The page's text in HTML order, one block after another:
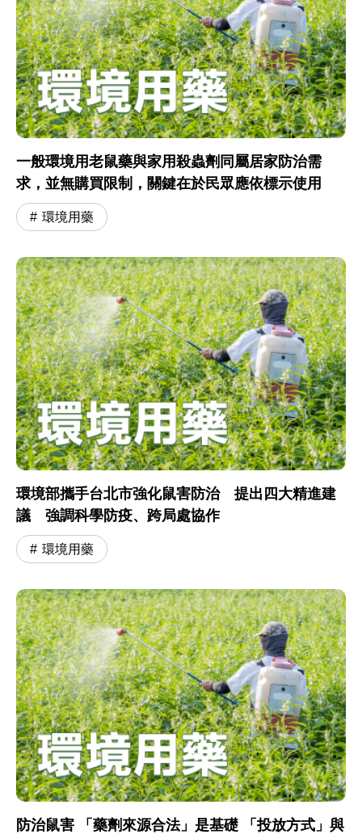
一般環境用老鼠藥與家用殺蟲劑同屬居家防治需
求，並無購買限制，關鍵在於民眾應依標示使用
環境用藥
環境部攜手台北市強化鼠害防治 提出四大精進建
議 強調科學防疫、跨局處協作
環境用藥
防治鼠害 「藥劑來源合法」是基礎 「投放方式」與